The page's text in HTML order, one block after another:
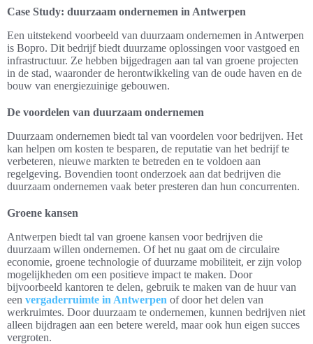
Case Study: duurzaam ondernemen in Antwerpen
Een uitstekend voorbeeld van duurzaam ondernemen in Antwerpen
is Bopro. Dit bedrijf biedt duurzame oplossingen voor vastgoed en
infrastructuur. Ze hebben bijgedragen aan tal van groene projecten
in de stad, waaronder de herontwikkeling van de oude haven en de
bouw van energiezuinige gebouwen.
De voordelen van duurzaam ondernemen
Duurzaam ondernemen biedt tal van voordelen voor bedrijven. Het
kan helpen om kosten te besparen, de reputatie van het bedrijf te
verbeteren, nieuwe markten te betreden en te voldoen aan
regelgeving. Bovendien toont onderzoek aan dat bedrijven die
duurzaam ondernemen vaak beter presteren dan hun concurrenten.
Groene kansen
Antwerpen biedt tal van groene kansen voor bedrijven die
duurzaam willen ondernemen. Of het nu gaat om de circulaire
economie, groene technologie of duurzame mobiliteit, er zijn volop
mogelijkheden om een positieve impact te maken. Door
bijvoorbeeld kantoren te delen, gebruik te maken van de huur van
een vergaderruimte in Antwerpen of door het delen van
werkruimtes. Door duurzaam te ondernemen, kunnen bedrijven niet
alleen bijdragen aan een betere wereld, maar ook hun eigen succes
vergroten.